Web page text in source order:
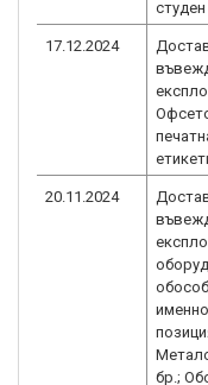
17.12.2024
20.11.2024
бр.;